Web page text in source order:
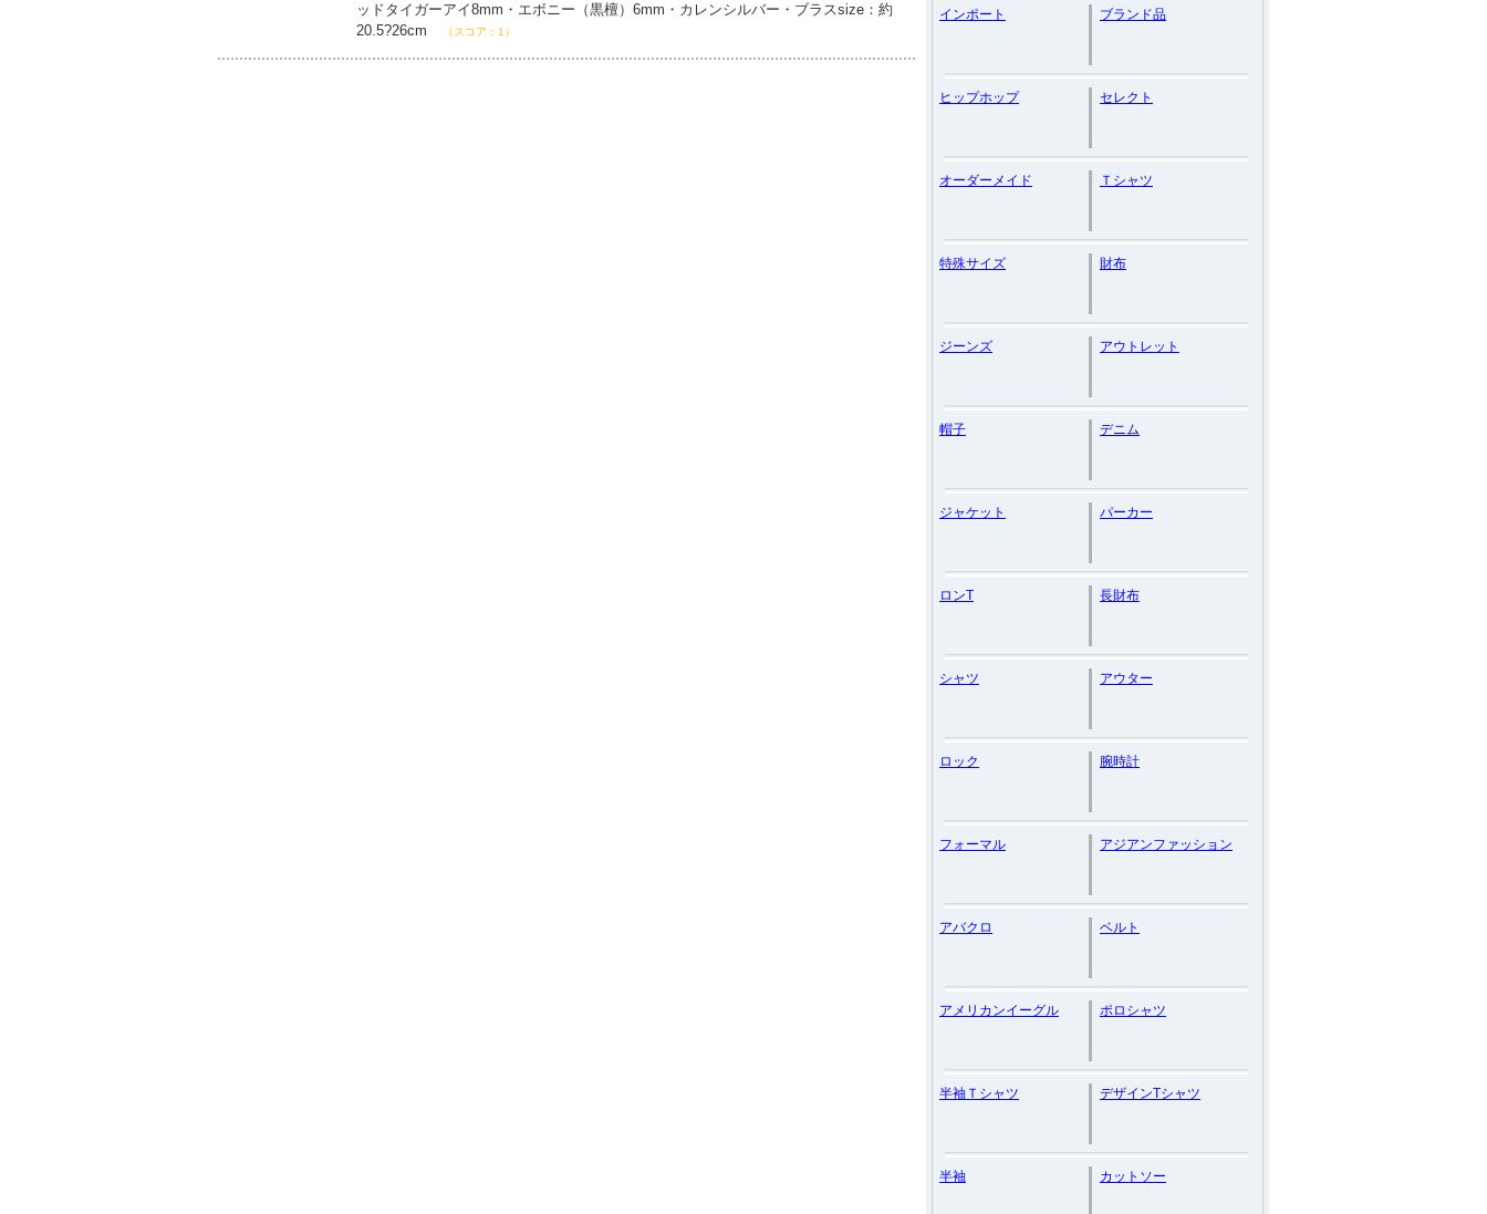
ッドタイガーアイ8mm・エボニー（黒檀）6mm・カレンシルバー・ブラスsize：約
20.5?26cm
（スコア：1）
インポート ブランド品
ヒップホップ セレクト
オーダーメイド Ｔシャツ
特殊サイズ 財布
ジーンズ アウトレット
帽子 デニム
ジャケット パーカー
ロンT 長財布
シャツ アウター
ロック 腕時計
フォーマル アジアンファッション
アバクロ ベルト
アメリカンイーグル ポロシャツ
半袖Ｔシャツ デザインTシャツ
半袖 カットソー